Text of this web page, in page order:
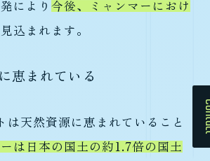
により 今後、ミャンマーにおけ
込まれます。
恵まれている
は天然資源に恵まれていること
は日本の国土の約1.7倍の国土